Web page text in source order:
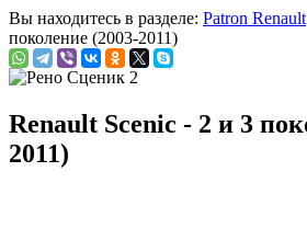
Вы находитесь в разделе: Patron Renault
поколение (2003-2011)
Renault Scenic - 2 и 3
2011)